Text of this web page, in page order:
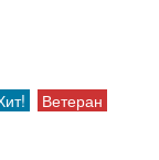
Ветеран